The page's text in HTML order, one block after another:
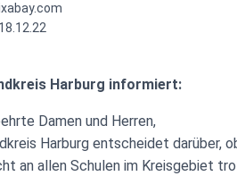
Harburg informiert:
Damen und Herren,
Harburg entscheidet darüber,
an allen Schulen im Kreisgebiet